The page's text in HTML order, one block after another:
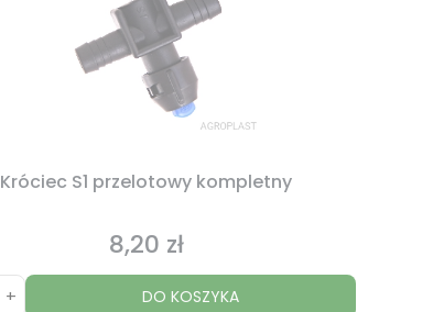
Króciec S1 przelotowy kompletny
Cena
8,20 zł
+ DO KOSZYKA